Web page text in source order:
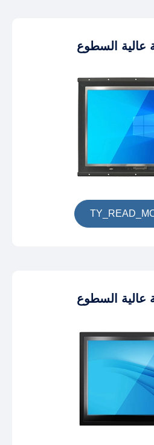
عالية السطوع
عالية السطوع